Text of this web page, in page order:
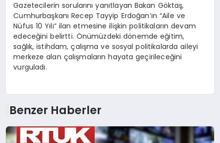
Gazetecilerin sorularını yanıtlayan Bakan Göktaş,
Cumhurbaşkanı Recep Tayyip Erdoğan’ın “Aile ve
Nüfus 10 Yılı” ilan etmesine ilişkin politikaların devam
edeceğini belirtti. Önümüzdeki dönemde eğitim,
sağlık, istihdam, çalışma ve sosyal politikalarda aileyi
merkeze alan çalışmaların hayata geçirileceğini
vurguladı.
Benzer Haberler